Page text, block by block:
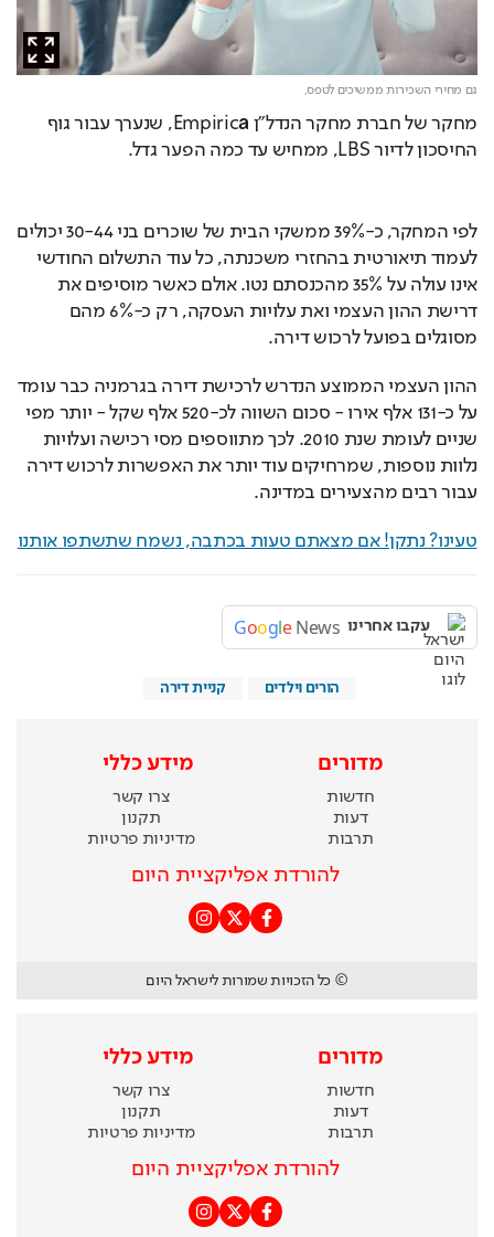
גם מחירי השכירות ממשיכים לטפס,
מחקר של חברת מחקר הנדל"ן Empiric a
החיסכון לדיור LBS, ממחיש עד כמה הפער גדל.
מסוגלים בפועל לרכוש דירה.
עבור רבים מהצעירים במדינה.
טעינו? נתקן! אם מצאתם טעות בכתבה, נשמח שתשתפו אותנו
עקבו אחרינו Google News
הורים וילדים קניית דירה
מדורים
חדשות
דעות
תרבות
מידע כללי
צרו קשר
תקנון
מדיניות פרטיות
להורדת אפליקציית היום
© כל הזכויות שמורות לישראל היום
מדורים
חדשות
דעות
תרבות
מידע כללי
צרו קשר
תקנון
מדיניות פרטיות
להורדת אפליקציית היום